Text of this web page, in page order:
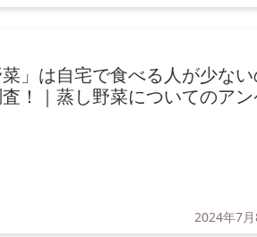
」は自宅で食べる人が少ない
！｜蒸し野菜についてのアン
2024年7月